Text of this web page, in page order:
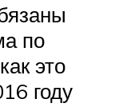
по
это
году